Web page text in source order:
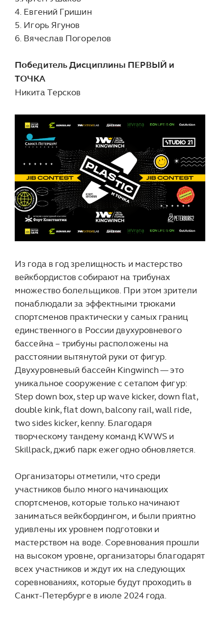
4. Евгений Гришин
5. Игорь Ягунов
6. Вячеслав Погорелов
Победитель Дисциплины ПЕРВЫЙ и
ТОЧКА
Никита Терсков
Из года в год зрелищность и мастерство
вейкбордистов собирают на трибунах
множество болельщиков. При этом зрители
понаблюдали за эффектными трюками
спортсменов практически у самых границ
единственного в России двухуровневого
бассейна – трибуны расположены на
расстоянии вытянутой руки от фигур.
Двухуровневый бассейн Kingwinch — это
уникальное сооружение с сетапом фигур:
Step down box, step up wave kicker, down flat,
double kink, flat down, balcony rail, wall ride,
two sides kicker, kenny. Благодаря
творческому тандему команд KWWS и
Skillpack, джиб парк ежегодно обновляется.
Организаторы отметили, что среди
участников было много начинающих
спортсменов, которые только начинают
заниматься вейкбордингом, и были приятно
удивлены их уровнем подготовки и
мастерством на воде. Соревнования прошли
на высоком уровне, организаторы благодарят
всех участников и ждут их на следующих
соревнованиях, которые будут проходить в
Санкт-Петербурге в июле 2024 года.